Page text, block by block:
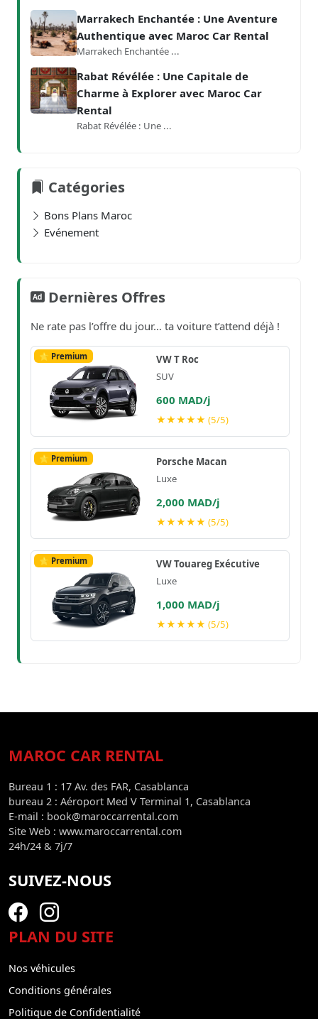
Marrakech Enchantée : Une Aventure
Authentique avec Maroc Car Rental
Marrakech Enchantée ...
Rabat Révélée : Une Capitale de
Charme à Explorer avec Maroc Car
Rental
Rabat Révélée : Une ...
Catégories
Bons Plans Maroc
Evénement
Dernières Offres
Ne rate pas l’offre du jour… ta voiture t’attend déjà !
⭐ Premium
VW T Roc
SUV
600 MAD/j
★★★★★ (5/5)
⭐ Premium
Porsche Macan
Luxe
2,000 MAD/j
★★★★★ (5/5)
⭐ Premium
VW Touareg Exécutive
Luxe
1,000 MAD/j
★★★★★ (5/5)
MAROC CAR RENTAL
Bureau 1 : 17 Av. des FAR, Casablanca
bureau 2 : Aéroport Med V Terminal 1, Casablanca
E-mail : book@maroccarrental.com
Site Web : www.maroccarrental.com
24h/24 & 7j/7
SUIVEZ-NOUS
PLAN DU SITE
Nos véhicules
Conditions générales
Politique de Confidentialité